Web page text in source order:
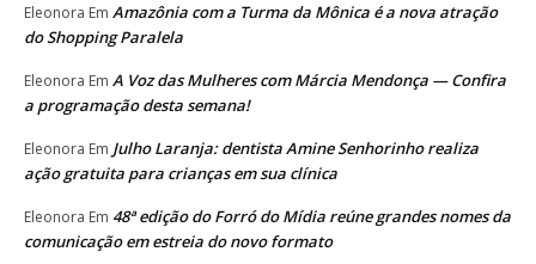
Eleonora Em Amazônia com a Turma da Mônica é a nova atração
do Shopping Paralela
Eleonora Em A Voz das Mulheres com Márcia Mendonça — Confira
a programação desta semana!
Eleonora Em Julho Laranja: dentista Amine Senhorinho realiza
ação gratuita para crianças em sua clínica
Eleonora Em 48ª edição do Forró do Mídia reúne grandes nomes da
comunicação em estreia do novo formato